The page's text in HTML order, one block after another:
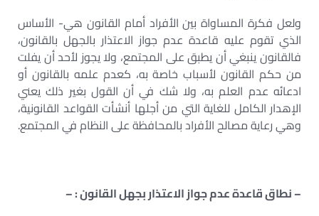
ولعل فكرة المساواة بين الأفراد أمام القانون هي- الأساس
الذي تقوم عليه قاعدة عدم جواز الاعتذار بالجهل بالقانون،
فالقانون ينبغي أن يطبق على المجتمع، ولا يجوز لأحد أن يفلت
من حكم القانون لأسباب خاصة به، كعدم علمه بالقانون أو
ادعائه عدم العلم به، ولا شك في أن القول بغير ذلك يعني
الإهدار الكامل للغاية التي من أجلها أنشأت القواعد القانونية،
وهي رعاية مصالح الأفراد بالمحافظة على النظام في المجتمع.
– نطاق قاعدة عدم جواز الاعتذار بجهل القانون : –